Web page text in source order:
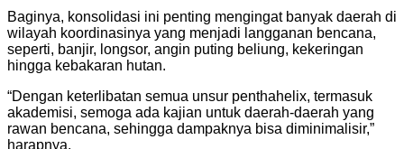
Baginya, konsolidasi ini penting mengingat banyak daerah di
wilayah koordinasinya yang menjadi langganan bencana,
seperti, banjir, longsor, angin puting beliung, kekeringan
hingga kebakaran hutan.
“Dengan keterlibatan semua unsur penthahelix, termasuk
akademisi, semoga ada kajian untuk daerah-daerah yang
rawan bencana, sehingga dampaknya bisa diminimalisir,”
harapnya.